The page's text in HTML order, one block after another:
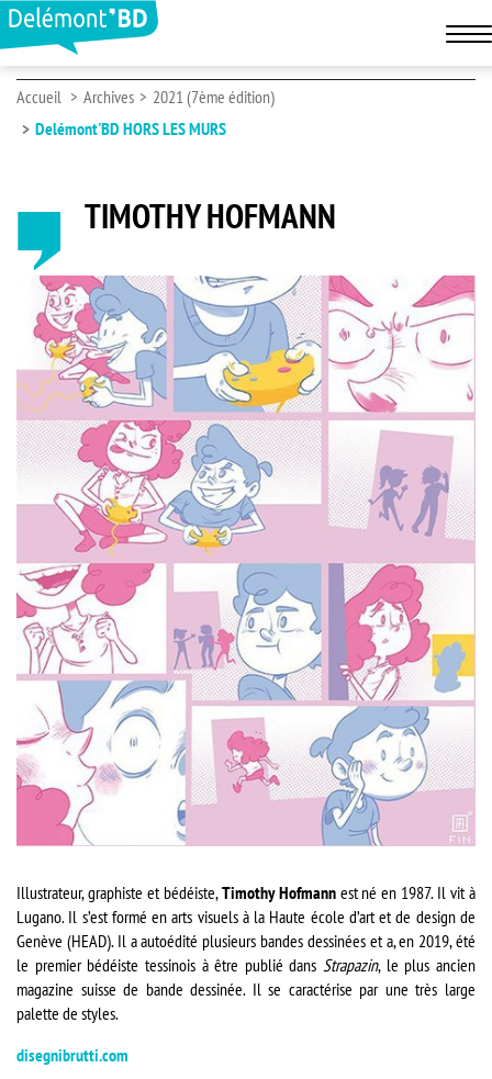
Accueil Archives
2021 (7ème édition)
Delémont'BD HORS LES MURS
TIMOTHY HOFMANN
Illustrateur, graphiste et bédéiste,Timothy Hofmannest né en 1987. Il vit à
Lugano. Il s’est formé en arts visuels à la Haute école d’art et de design de
Genève (HEAD). Il a autoédité plusieurs bandes dessinées et a, en 2019, été
le premier bédéiste tessinois à être publié dansStrapazin, le plus ancien
magazine suisse de bande dessinée. Il se caractérise par une très large
palette de styles.
disegnibrutti.com